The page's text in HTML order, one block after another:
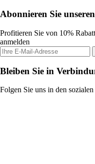
Abonnieren Sie
Profitieren Sie von 10%
anmelden
Bleiben Sie in
Folgen Sie uns in den